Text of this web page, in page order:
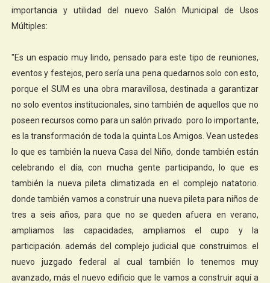
importancia y utilidad del nuevo Salón Municipal de Usos
Múltiples:
"Es un espacio muy lindo, pensado para este tipo de reuniones,
eventos y festejos, pero sería una pena quedarnos solo con esto,
porque el SUM es una obra maravillosa, destinada a garantizar
no solo eventos institucionales, sino también de aquellos que no
poseen recursos como para un salón privado. poro lo importante,
es la transformación de toda la quinta Los Amigos. Vean ustedes
lo que es también la nueva Casa del Niño, donde también están
celebrando el día, con mucha gente participando, lo que es
también la nueva pileta climatizada en el complejo natatorio.
donde también vamos a construir una nueva pileta para niños de
tres a seis años, para que no se queden afuera en verano,
ampliamos las capacidades, ampliamos el cupo y la
participación. además del complejo judicial que construimos. el
nuevo juzgado federal al cual también lo tenemos muy
avanzado, más el nuevo edificio que le vamos a construir aquí a